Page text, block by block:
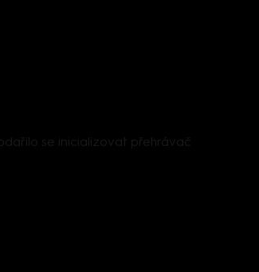
se inicializovat přehrávač